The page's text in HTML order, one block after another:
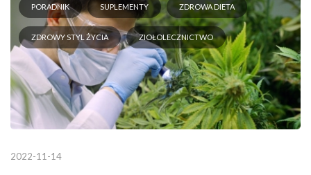
PORADNIK SUPLEMENTY ZDROWA DIETA
ZDROWY STYL ŻYCIA ZIOŁOLECZNICTWO
2022-11-14